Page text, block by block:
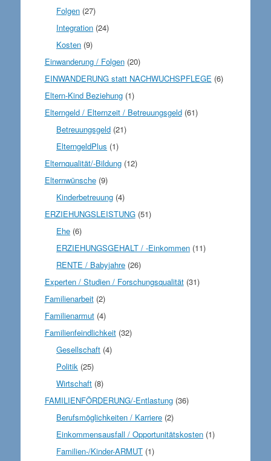
Folgen (27)
Integration (24)
Kosten (9)
Einwanderung / Folgen(20)
EINWANDERUNG statt NACHWUCHSPFLEGE (6)
Eltern-Kind Beziehung(1)
Elterngeld / Elternzeit / Betreuungsgeld(61)
Betreuungsgeld (21)
ElterngeldPlus (1)
Elternqualität/-Bildung(12)
Elternwünsche(9)
Kinderbetreuung (4)
ERZIEHUNGSLEISTUNG(51)
Ehe (6)
ERZIEHUNGSGEHALT / -Einkommen (11)
RENTE / Babyjahre (26)
Experten / Studien / Forschungsqualität(31)
Familienarbeit(2)
Familienarmut(4)
Familienfeindlichkeit(32)
Gesellschaft (4)
Politik (25)
Wirtschaft (8)
FAMILIENFÖRDERUNG/-Entlastung(36)
Berufsmöglichkeiten / Karriere (2)
Einkommensausfall / Opportunitätskosten (1)
Familien-/Kinder-ARMUT (1)